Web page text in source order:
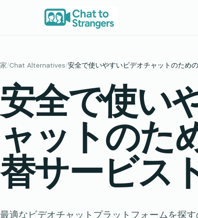
キ
プ
家/Chat Alternatives/安全で使いやすいビデオチャットのため
安全で使い
ャットのた
替サービス
最適なビデオチャットプラットフォームを探